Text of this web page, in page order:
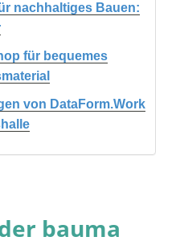
nachhaltiges Bauen:
für bequemes
von DataForm.Work
bauma